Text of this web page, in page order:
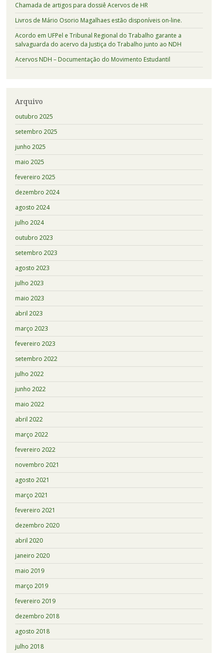
Chamada de artigos para dossiê Acervos de HR
Livros de Mário Osorio Magalhaes estão disponíveis on-line.
Acordo em UFPel e Tribunal Regional do Trabalho garante a
salvaguarda do acervo da Justiça do Trabalho junto ao NDH
Acervos NDH – Documentação do Movimento Estudantil
Arquivo
outubro 2025
setembro 2025
junho 2025
maio 2025
fevereiro 2025
dezembro 2024
agosto 2024
julho 2024
outubro 2023
setembro 2023
agosto 2023
julho 2023
maio 2023
abril 2023
março 2023
fevereiro 2023
setembro 2022
julho 2022
junho 2022
maio 2022
abril 2022
março 2022
fevereiro 2022
novembro 2021
agosto 2021
março 2021
fevereiro 2021
dezembro 2020
abril 2020
janeiro 2020
maio 2019
março 2019
fevereiro 2019
dezembro 2018
agosto 2018
julho 2018